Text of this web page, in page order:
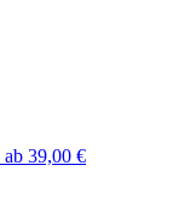
ab 39,00 €